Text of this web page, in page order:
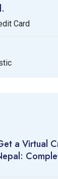
Card
a Virtual